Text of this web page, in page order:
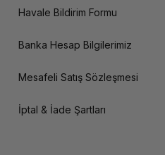
Havale Bildirim Formu
Banka Hesap Bilgilerimiz
Mesafeli Satış Sözleşmesi
İptal & İade Şartları